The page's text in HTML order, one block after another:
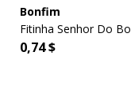
Bonfim
Fitinha Senhor Do
0,74 $